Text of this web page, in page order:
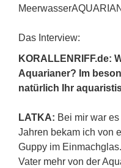
Das Interview:
KORALLENRIFF.de:
Aquarianer? Im
natürlich Ihr
LATKA: Bei mir war
Jahren bekam ich von
Guppy im
Vater mehr von der